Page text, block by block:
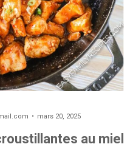
mars 20, 2025
au miel